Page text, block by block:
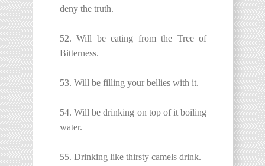
deny the truth.
52. Will be eating from the Tree of
Bitterness.
53. Will be filling your bellies with it.
54. Will be drinking on top of it boiling
water.
55. Drinking like thirsty camels drink.